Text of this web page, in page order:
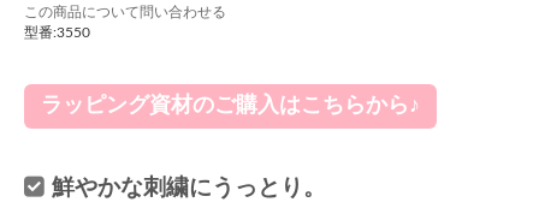
この商品について問い合わせる
型番:3550
ラッピング資材のご購入はこちらから♪
鮮やかな刺繍にうっとり。